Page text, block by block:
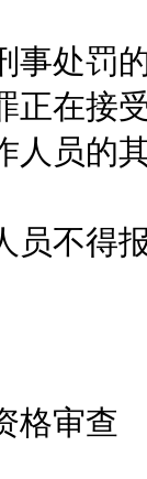
处罚的
正在接
人员的
不得报
审查